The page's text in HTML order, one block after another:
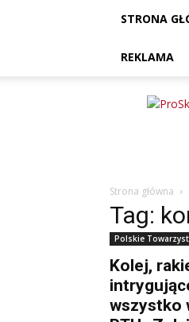
STRONA
REKLAMA
Strona główna
Tag:
Polskie
Kolej,
wszystko